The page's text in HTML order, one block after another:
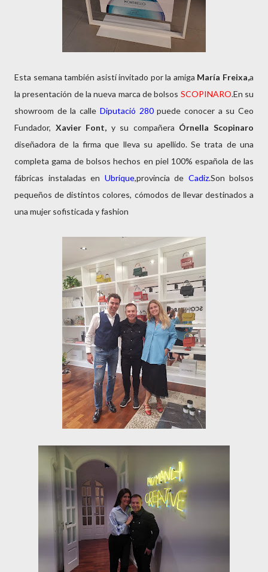
Esta semana también asistí invitado por la amiga María Freixa,a
la presentación de la nueva marca de bolsos SCOPINARO.En su
showroom de la calle Diputació 280puede conocer a su Ceo
Fundador, Xavier Font, y su compañera Órnella Scopinaro
diseñadora de la firma que lleva su apellido. Se trata de una
completa gama de bolsos hechos en piel 100% española de las
fábricas instaladas en Ubrique,provincia de Cadiz.Son bolsos
pequeños de distintos colores, cómodos de llevar destinados a
una mujer sofisticada y fashion